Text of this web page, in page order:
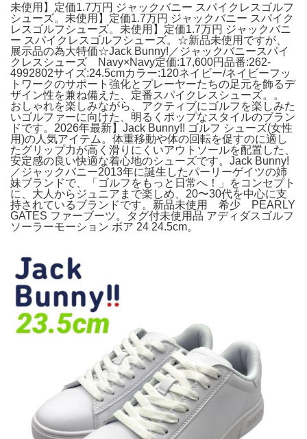
未使用】定価1.7万円 ジャックバニー スパイクレスゴルフ
シューズ。未使用】定価1.7万円 ジャックバニー スパイク
レスゴルフシューズ。未使用】定価1.7万円 ジャックバニ
ー スパイクレスゴルフシューズ。☆新品未使用ですが、
展示品の為大特価☆Jack Bunny!／ジャックバニースパイ
クレスシューズ Navy×Navy定価:17,600円品番:262-
4992802サイズ:24.5cmカラー:120ネイビー/ネイビーフッ
トワークのサポート強化とプレーヤーたちの足元を飾るデ
ザイン性を兼ね備えた、定番スパイクレスシューズ。。
おしゃれを楽しみながら、アクティブにゴルフを楽しみた
いゴルファーに向けた、明るくポップなスタイルのブラン
ドです。2026年最新】Jack Bunny!! ゴルフ シューズ(女性
用)の人気アイテム。体重移動や体の回転を促すのに適し
たグリップ力が高く滑りにくいアウトソールを配置した、
安定感の良い快適な着心地のシューズです。Jack Bunny!
／ジャックバニー2013年に誕生したパーリーゲイツの姉
妹ブランドで、「ゴルフをもっと日常へ！」をコンセプト
に、大人からジュニアまで楽しめ、20〜30代を中心に支
持されているブランドです。新品未使用 希少 PEARLY
GATES ファーブーツ。タグ付未使用品 アディダスゴルフ
ソーラーモーション ボア 24 24.5cm。